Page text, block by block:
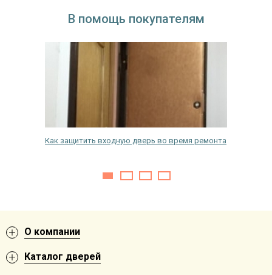
В помощь покупателям
Как защитить входную дверь во время ремонта
О компании
Каталог дверей